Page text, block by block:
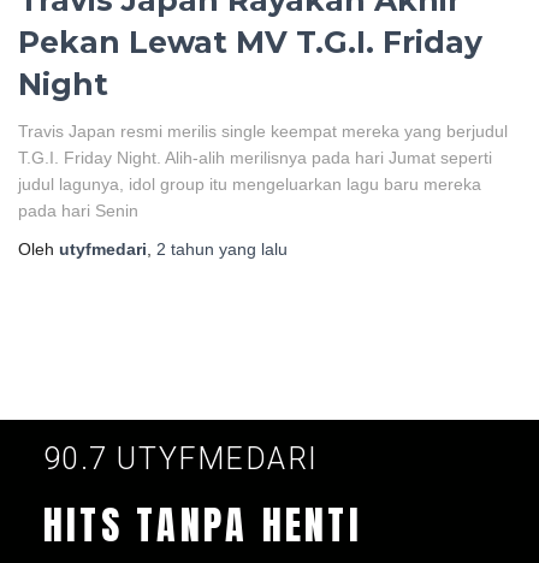
Pekan Lewat MV T.G.I. Friday
Night
Travis Japan resmi merilis single keempat mereka yang berjudul
T.G.I. Friday Night. Alih-alih merilisnya pada hari Jumat seperti
judul lagunya, idol group itu mengeluarkan lagu baru mereka
pada hari Senin
Oleh utyfmedari 2 tahun yang lalu
90.7 UTYFMEDARI
HITS TANPA HENTI